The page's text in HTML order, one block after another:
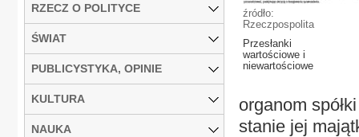
źródło:
Rzeczpospolita
Przesłanki
wartościowe i
niewartościowe
organom
stanie jej
RZECZ O POLITYCE
ŚWIAT
PUBLICYSTYKA, OPINIE
KULTURA
NAUKA